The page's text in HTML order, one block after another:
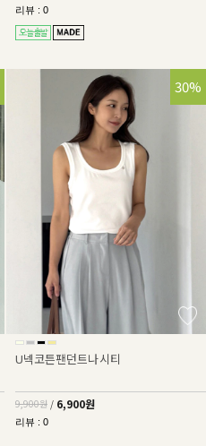
리뷰 : 0
30%
U넥코튼팬던트나시티
9,900원 / 6,900원
리뷰 : 0